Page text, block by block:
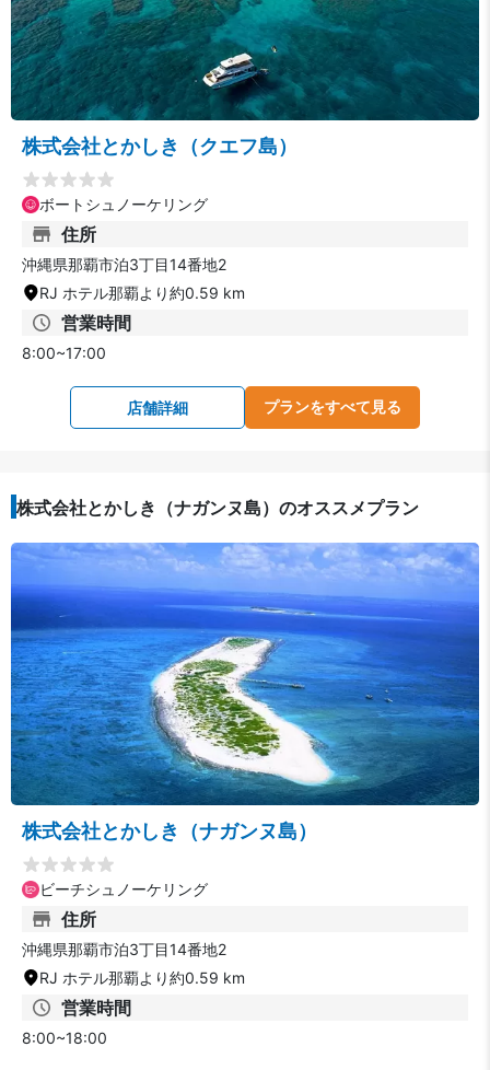
株式会社とかしき（クエフ島）
ボートシュノーケリング
住所
沖縄県那覇市泊3丁目14番地2
RJ ホテル那覇より約0.59 km
営業時間
8:00~17:00
店舗詳細 プランをすべて見る
株式会社とかしき（ナガンヌ島）のオススメプラン
株式会社とかしき（ナガンヌ島）
ビーチシュノーケリング
住所
沖縄県那覇市泊3丁目14番地2
RJ ホテル那覇より約0.59 km
営業時間
8:00~18:00